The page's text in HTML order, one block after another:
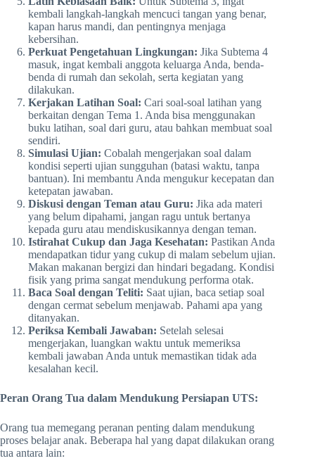
kembali langkah-langkah mencuci tangan yang benar,
kapan harus mandi, dan pentingnya menjaga
kebersihan.
Perkuat Pengetahuan Lingkungan: Jika Subtema 4
masuk, ingat kembali anggota keluarga Anda, benda-
benda di rumah dan sekolah, serta kegiatan yang
dilakukan.
Kerjakan Latihan Soal: Cari soal-soal latihan yang
berkaitan dengan Tema 1. Anda bisa menggunakan
buku latihan, soal dari guru, atau bahkan membuat soal
sendiri.
Simulasi Ujian: Cobalah mengerjakan soal dalam
kondisi seperti ujian sungguhan (batasi waktu, tanpa
bantuan). Ini membantu Anda mengukur kecepatan dan
ketepatan jawaban.
Diskusi dengan Teman atau Guru: Jika ada materi
yang belum dipahami, jangan ragu untuk bertanya
kepada guru atau mendiskusikannya dengan teman.
Istirahat Cukup dan Jaga Kesehatan: Pastikan Anda
mendapatkan tidur yang cukup di malam sebelum ujian.
Makan makanan bergizi dan hindari begadang. Kondisi
fisik yang prima sangat mendukung performa otak.
Baca Soal dengan Teliti: Saat ujian, baca setiap soal
dengan cermat sebelum menjawab. Pahami apa yang
ditanyakan.
Periksa Kembali Jawaban: Setelah selesai
mengerjakan, luangkan waktu untuk memeriksa
kembali jawaban Anda untuk memastikan tidak ada
kesalahan kecil.
Peran Orang Tua dalam Mendukung Persiapan UTS:
Orang tua memegang peranan penting dalam mendukung
proses belajar anak. Beberapa hal yang dapat dilakukan orang
tua antara lain: